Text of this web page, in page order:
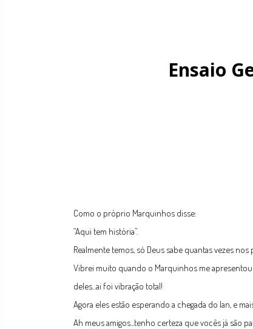
Ensaio
Como o próprio Marquinhos disse:
“Aqui tem história”.
Realmente temos, só Deus sabe quantas vezes
Vibrei muito quando o Marquinhos me
deles...ai foi vibração total!
Agora eles estão esperando a chegada do Ian, e
Ah meus amigos...tenho certeza que vocês já são